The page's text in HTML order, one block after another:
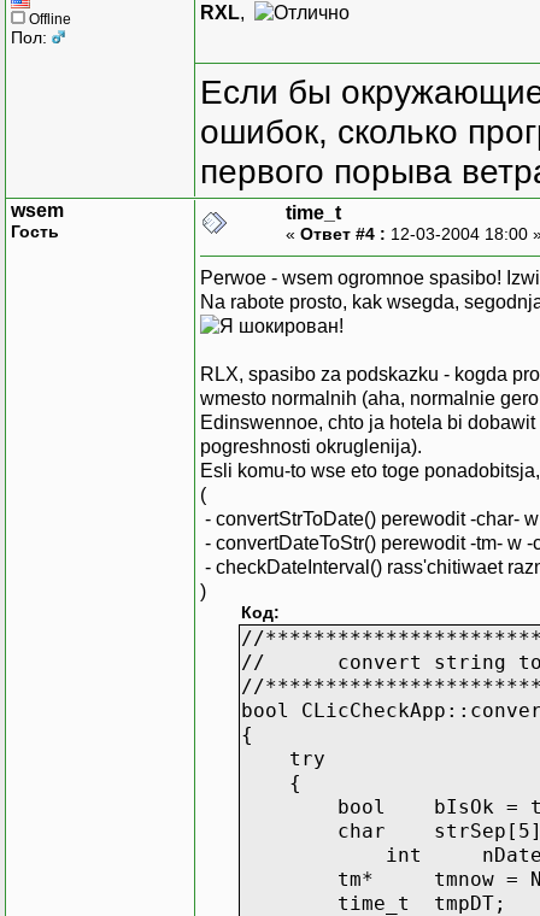
Offline
Пол:
RXL,
Если бы
ошибок, сколько
первого порыва
wsem
Гость
time_t
« Ответ #4 : 12-03-2004 18:00
Perwoe - wsem ogromnoe spasibo!
Na rabote prosto, kak wsegda,
RLX, spasibo za podskazku - kogda
wmesto normalnih (aha, normalnie
Edinswennoe, chto ja hotela bi
pogreshnosti okruglenija).
Esli komu-to wse eto toge
(
- convertStrToDate() perewodit -char-
- convertDateToStr() perewodit -tm- w -
- checkDateInterval() rass'chitiwaet
)
Код:
//
// convert string to
//
bool
{
try
{
bool bIsOk =
char strSep[5],
int
tm* tmnow =
time_t tmpDT;